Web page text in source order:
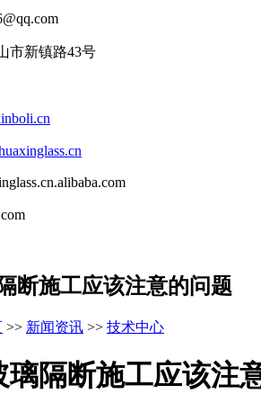
市新镇路43号
断施工应该注意的问题
>> 新闻资讯 >> 技术中心
璃隔断施工应该注